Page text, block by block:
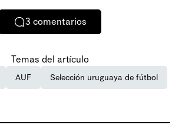
3 comentarios
Temas del artículo
AUF Selección uruguaya de fútbol